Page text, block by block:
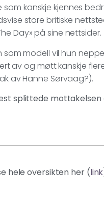
kanskje kjennes
store britiske
Day» på sine nettsider.
modell vil hun
av og møtt kanskje
av Hanne Sørvaag?).
splittede mottakelsen
hele oversikten her (link